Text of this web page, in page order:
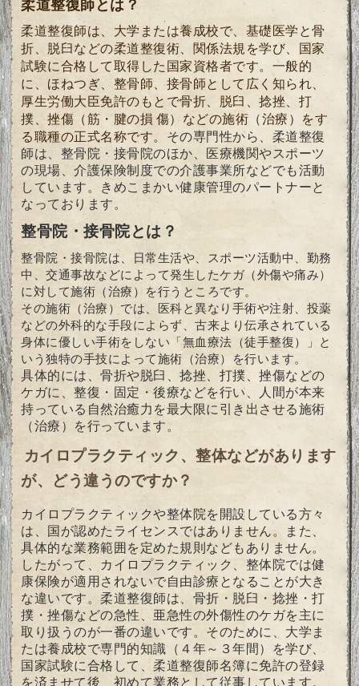
柔道整復師とは？
柔道整復師は、大学または養成校で、基礎医学と骨
折、脱臼などの柔道整復術、関係法規を学び、国家
試験に合格して取得した国家資格者です。一般的
に、ほねつぎ、整骨師、接骨師として広く知られ、
厚生労働大臣免許のもとで骨折、脱臼、捻挫、打
撲、挫傷（筋・腱の損 傷）などの施術（治療）をす
る職種の正式名称です。
その専門性から、柔道整復
師は、整骨院・接骨院のほか、医療機関やスポーツ
の現場、介護保険制度での介護事業所などでも活動
しています。きめこまかい健康管理のパートナーと
なっております。
整骨院・接骨院とは？
整骨院・接骨院は、日常生活や、スポーツ活動中、勤務
中、交通事故などによって発生したケガ（外傷や痛み）
に対して施術（治療）を行うところです。
その施術（治療）では、医科と異なり手術や注射、投薬
などの外科的な手段によらず、古来より伝承されている
身体に優しい手術をしない「無血療法（徒手整復）」と
いう独特の手技によって施術（治療）を行います。
具体的には、骨折や脱臼、捻挫、打撲、挫傷などの
ケガに、整復・固定・後療などを行い、人間が本来
持っている自然治癒力を最大限に引き出させる施術
（治療）を行っています。
カイロプラクティック、整体などがあります
が、どう違うのですか？
カイロプラクティックや整体院を開設している方々
は、国が認めたライセンスではありません。また、
具体的な業務範囲を定めた規則などもありません。
したがって、カイロプラクティック、整体院では健
康保険が適用されないで自由診療となることが大き
な違いです。柔道整復師は、骨折・脱臼・捻挫・打
撲・挫傷などの急性、亜急性の外傷性のケガを主に
取り扱うのが一番の違いです。そのために、大学ま
たは養成校で専門的知識（４年～３年間）を学び、
国家試験に合格して、柔道整復師名簿に免許の登録
を済ませて後、初めて業務として従事しています。